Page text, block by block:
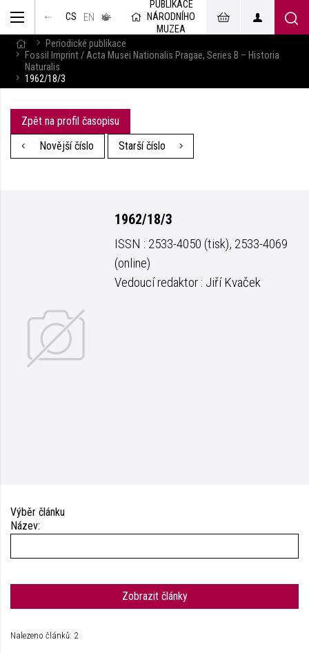
CS EN
v českém
jazyce
PUBLIKACE
NÁRODNÍHO
MUZEA
Periodické publikace
Fossil Imprint / Acta Musei Nationalis Pragae, Series B – Historia
Naturalis
1962/18/3
Zpět na profil časopisu
Novější číslo
Starší číslo
1962/18/3
ISSN : 2533-4050 (tisk), 2533-4069
(online)
Vedoucí redaktor : Jiří Kvaček
Výběr článku
Název:
Zobrazit články
Nalezeno článků: 2